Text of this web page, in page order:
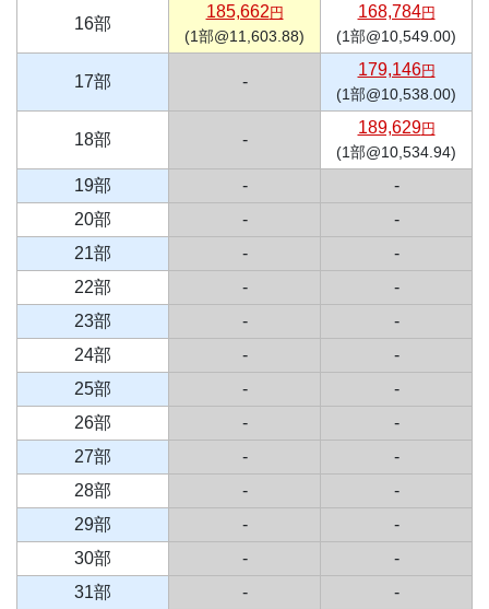
16部
185,662 円
(1部@11,603.88)
168,784円
(1部@10,549.00)
17部 -
179,146円
(1部@10,538.00)
18部 -
189,629円
(1部@10,534.94)
19部 -
-
20部
-
-
21部
-
-
22部
-
-
23部
-
-
24部
-
-
25部
-
-
26部
-
-
27部
-
-
28部
-
-
29部
-
-
30部
-
-
31部
-
-